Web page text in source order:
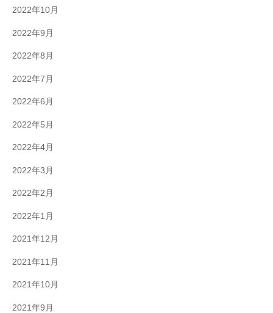
2022年10月
2022年9月
2022年8月
2022年7月
2022年6月
2022年5月
2022年4月
2022年3月
2022年2月
2022年1月
2021年12月
2021年11月
2021年10月
2021年9月